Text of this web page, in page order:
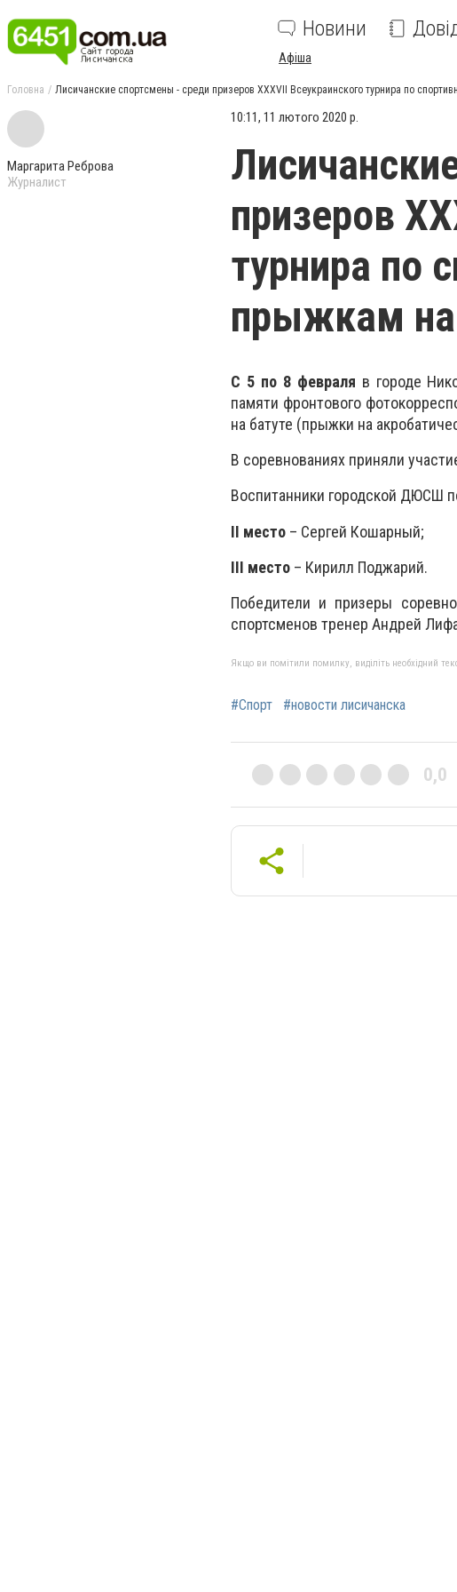
Новини
Афіша
Головна Лисичанские спортсмены - среди призеров ХХХVІІ Всеукраинского турнира по
Маргарита Реброва
Журналист
10:11, 11 лютого 2020 р.
призеров
турнира по
прыжкам на
С 5 по 8 февраля в городе
памяти фронтового
на батуте (прыжки на
В соревнованиях приняли
Воспитанники городской ДЮСШ
II место – Сергей Кошарный;
III место – Кирилл Поджарий.
Победители и призеры
спортсменов тренер Андрей
Якщо ви помітили помилку, виділіть необхідний
#Спорт #новости лисичанска
0,0